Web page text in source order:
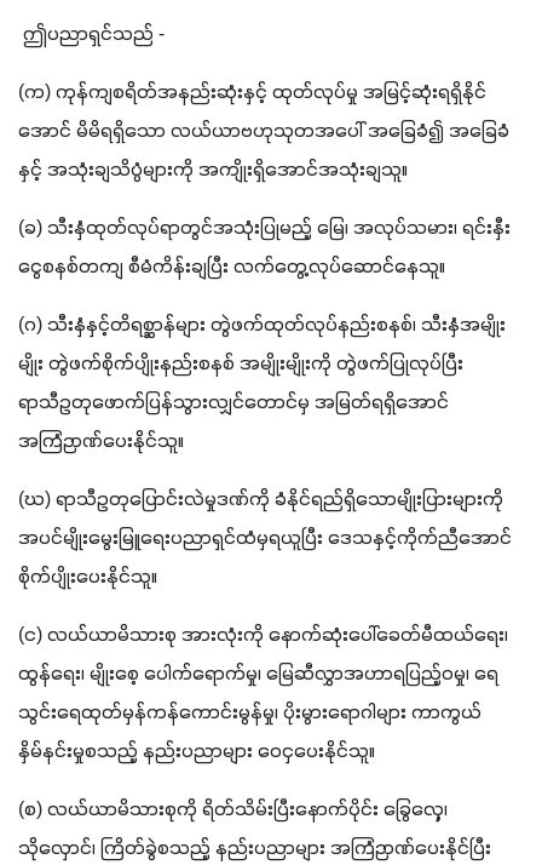
ဤပညာရှင်သည် -
(က) ကုန်ကျစရိတ်အနည်းဆုံးနှင့် ထုတ်လုပ်မှု အမြင့်ဆုံးရရှိနိုင်
အောင် မိမိရရှိသော လယ်ယာဗဟုသုတအပေါ် အခြေခံ၍ အခြေခံ
နှင့် အသုံးချသိပ္ပံများကို အကျိုးရှိအောင်အသုံးချသူ။
(ခ) သီးနှံထုတ်လုပ်ရာတွင်အသုံးပြုမည့် မြေ၊ အလုပ်သမား၊ ရင်းနှီး
ငွေစနစ်တကျ စီမံကိန်းချပြီး လက်တွေ့လုပ်ဆောင်နေသူ။
(ဂ) သီးနှံနှင့်တိရစ္ဆာန်များ တွဲဖက်ထုတ်လုပ်နည်းစနစ်၊ သီးနှံအမျိုး
မျိုး တွဲဖက်စိုက်ပျိုးနည်းစနစ် အမျိုးမျိုးကို တွဲဖက်ပြုလုပ်ပြီး
ရာသီဥတုဖောက်ပြန်သွားလျှင်တောင်မှ အမြတ်ရရှိအောင်
အကြံဉာဏ်ပေးနိုင်သူ။
(ဃ) ရာသီဥတုပြောင်းလဲမှုဒဏ်ကို ခံနိုင်ရည်ရှိသောမျိုးပြားများကို
အပင်မျိုးမွေးမြူရေးပညာရှင်ထံမှရယူပြီး ဒေသနှင့်ကိုက်ညီအောင်
စိုက်ပျိုးပေးနိုင်သူ။
(င) လယ်ယာမိသားစု အားလုံးကို နောက်ဆုံးပေါ်ခေတ်မီထယ်ရေး၊
ထွန်ရေး၊ မျိုးစေ့ ပေါက်ရောက်မှု၊ မြေဆီလွှာအဟာရပြည့်ဝမှု၊ ရေ
သွင်းရေထုတ်မှန်ကန်ကောင်းမွန်မှု၊ ပိုးမွားရောဂါများ ကာကွယ်
နှိမ်နင်းမှုစသည့် နည်းပညာများ ဝေငှပေးနိုင်သူ။
(စ) လယ်ယာမိသားစုကို ရိတ်သိမ်းပြီးနောက်ပိုင်း ခြွေလှေ့၊
သိုလှောင်၊ ကြိတ်ခွဲစသည့် နည်းပညာများ အကြံဉာဏ်ပေးနိုင်ပြီး